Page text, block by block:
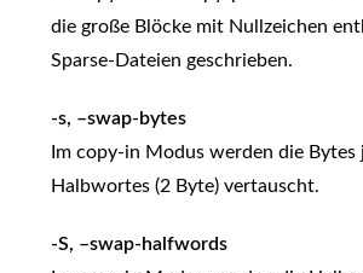
die große Blöcke mit Nullzeichen
Sparse-Dateien geschrieben.
-s, –swap-bytes
Im copy-in Modus werden die Bytes
Halbwortes (2 Byte) vertauscht.
-S, –swap-halfwords